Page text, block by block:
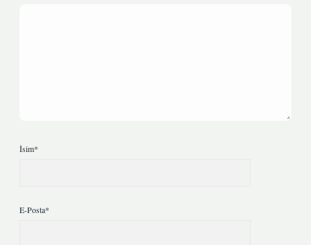
İsim*
E-Posta*